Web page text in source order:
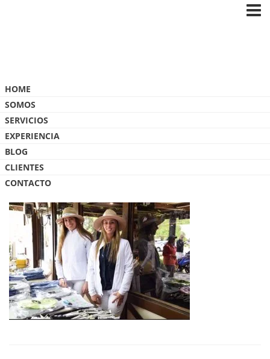
HOME
SOMOS
SERVICIOS
EXPERIENCIA
BLOG
CLIENTES
CONTACTO
IMG_2208
25 MARZO, 2019